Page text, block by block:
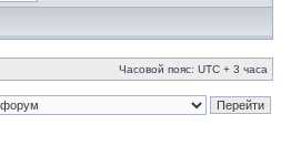
Часовой пояс: UTC + 3 часа